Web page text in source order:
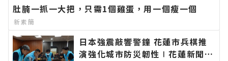
肚腩一抓一大把，只需1個雞蛋，用一個瘦一個
新素簡
日本強震敲響警鐘 花蓮市兵棋推
演強化城市防災韌性∣花蓮新聞網